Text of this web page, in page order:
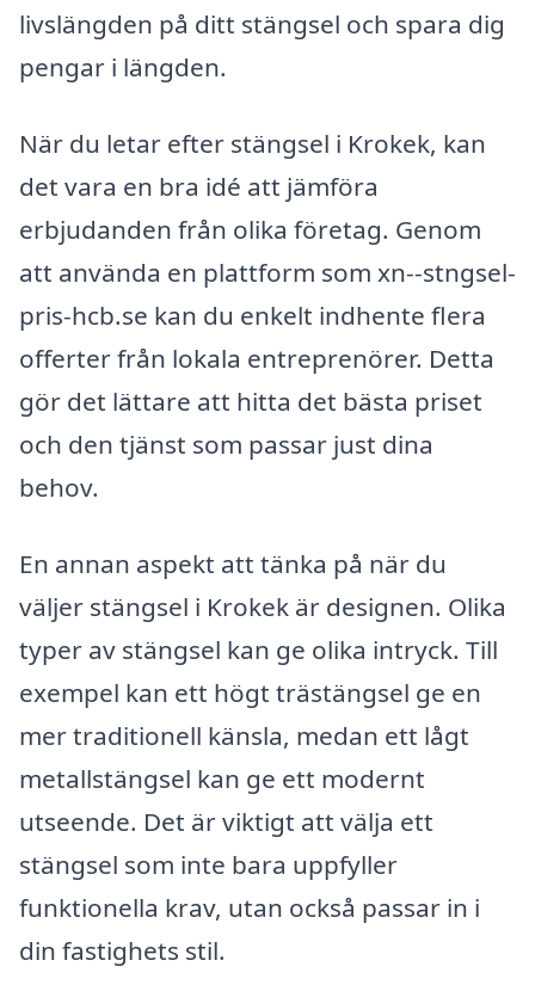
livslängden på ditt stängsel och spara dig
pengar i längden.
När du letar efter stängsel i Krokek, kan
det vara en bra idé att jämföra
erbjudanden från olika företag. Genom
att använda en plattform som xn--stngsel-
pris-hcb.se kan du enkelt indhente flera
offerter från lokala entreprenörer. Detta
gör det lättare att hitta det bästa priset
och den tjänst som passar just dina
behov.
En annan aspekt att tänka på när du
väljer stängsel i Krokek är designen. Olika
typer av stängsel kan ge olika intryck. Till
exempel kan ett högt trästängsel ge en
mer traditionell känsla, medan ett lågt
metallstängsel kan ge ett modernt
utseende. Det är viktigt att välja ett
stängsel som inte bara uppfyller
funktionella krav, utan också passar in i
din fastighets stil.